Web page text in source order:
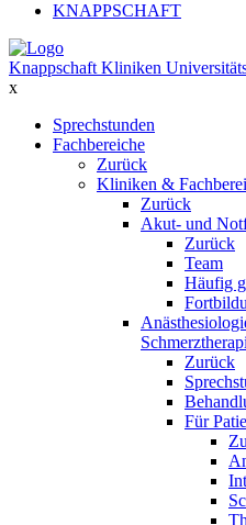
KNAPPSCHAFT
Knappschaft Kliniken
x
Sprechstunden
Fachbereiche
Zurück
Kliniken &
Zurück
Akut- und
Zurück
Team
Häufig
Zurück
Für